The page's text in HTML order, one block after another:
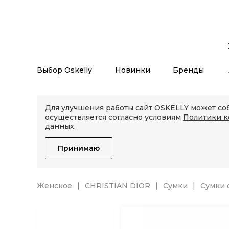
Выбор Oskelly Новинки Бренды
Для улучшения работы сайт OSKELLY может
осуществляется согласно условиям Политики
данных.
Принимаю
Женское CHRISTIAN DIOR Сумки Сумки